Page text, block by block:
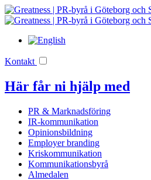
Kontakt
Här får ni hjälp med
PR & Marknadsföring
IR-kommunikation
Opinionsbildning
Employer branding
Kriskommunikation
Kommunikationsbyrå
Almedalen